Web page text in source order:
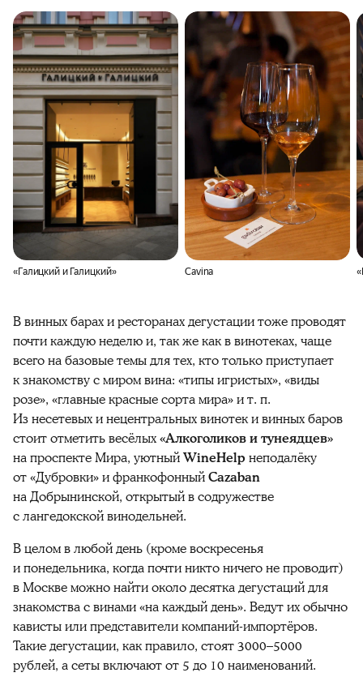
«Галицкий и Галицкий» Cavina
В винных барах и ресторанах дегустации тоже проводят
почти каждую неделю и, так же как в винотеках, чаще
всего на базовые темы для тех, кто только приступает
к знакомству с миром вина: «типы игристых», «виды
розе», «главные красные сорта мира» и т. п.
Из несетевых и нецентральных винотек и винных баров
стоит отметить весёлых«Алкоголиков и тунеядцев»
на проспекте Мира, уютныйWineHelp неподалёку
от «Дубровки» и франкофонныйCazaban
на Добрынинской, открытый в содружестве
с лангедокской винодельней.
В целом в любой день (кроме воскресенья
и понедельника, когда почти никто ничего не проводит)
в Москве можно найти около десятка дегустаций для
знакомства с винами «на каждый день». Ведут их обычно
кависты или представители компаний-импортёров.
Такие дегустации, как правило, стоят 3000–5000
рублей, а сеты включают от 5 до 10 наименований.